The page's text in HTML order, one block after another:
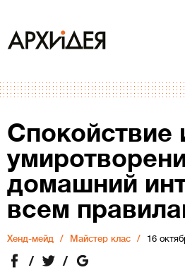
Спокойствие
домашний
всем
Хенд-мейд Майстер клас 16